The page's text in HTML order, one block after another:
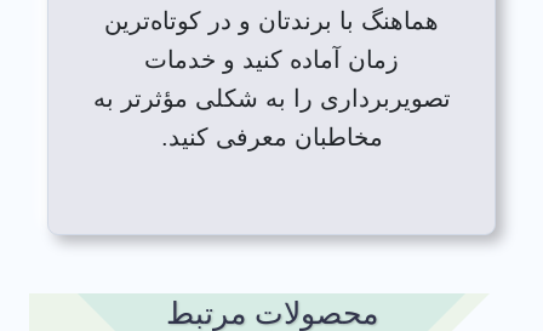
هماهنگ با برندتان و در کوتاه‌ترین
زمان آماده کنید و خدمات
تصویربرداری را به شکلی مؤثرتر به
مخاطبان معرفی کنید.
محصولات مرتبط